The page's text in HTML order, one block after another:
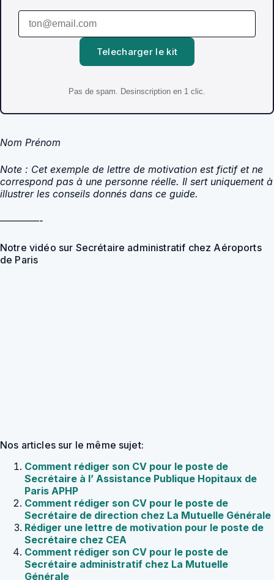
Telecharger le kit
Pas de spam. Desinscription en 1 clic.
Nom Prénom
Note : Cet exemple de lettre de motivation est fictif et ne
correspond pas à une personne réelle. Il sert uniquement à
illustrer les conseils donnés dans ce guide.
————-
Notre vidéo sur Secrétaire administratif chez Aéroports
de Paris
Nos articles sur le même sujet:
Comment rédiger son CV pour le poste de
Secrétaire à l’ Assistance Publique Hopitaux de
Paris APHP
Comment rédiger son CV pour le poste de
Secrétaire de direction chez La Mutuelle Générale
Rédiger une lettre de motivation pour le poste de
Secrétaire chez CEA
Comment rédiger son CV pour le poste de
Secrétaire administratif chez La Mutuelle
Générale